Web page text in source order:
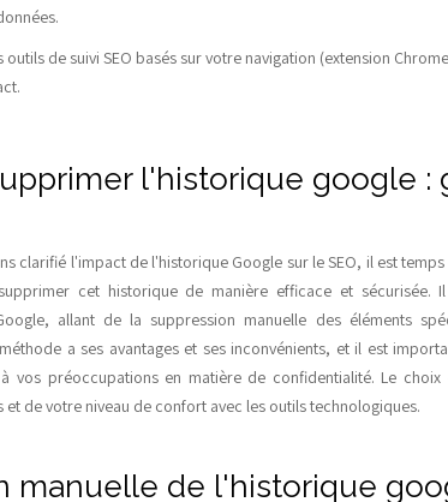
outils de suivi SEO basés sur votre navigation (extension
l'historique google :
clarifié l'impact de l'historique Google sur le SEO, il est
cet historique de manière efficace et sécurisée.
allant de la suppression manuelle des éléments
a ses avantages et ses inconvénients, et il est
vos préoccupations en matière de confidentialité. Le
de votre niveau de confort avec les outils technologiques.
manuelle de l'historique